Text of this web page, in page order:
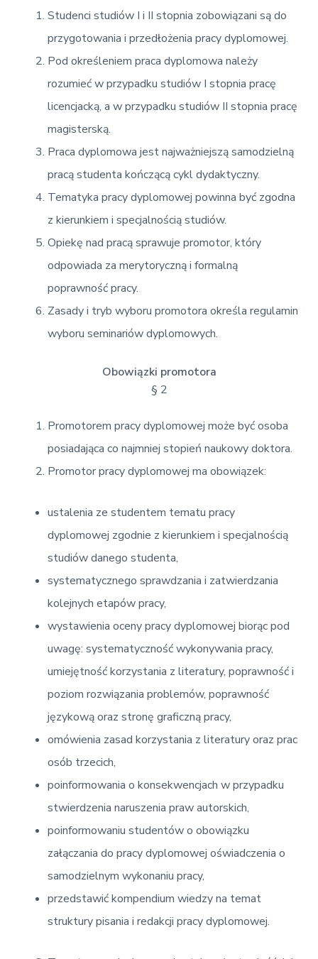
Studenci studiów I i II stopnia zobowiązani są do
przygotowania i przedłożenia pracy dyplomowej.
Pod określeniem praca dyplomowa należy
rozumieć w przypadku studiów I stopnia pracę
licencjacką, a w przypadku studiów II stopnia pracę
magisterską.
Praca dyplomowa jest najważniejszą samodzielną
pracą studenta kończącą cykl dydaktyczny.
Tematyka pracy dyplomowej powinna być zgodna
z kierunkiem i specjalnością studiów.
Opiekę nad pracą sprawuje promotor, który
odpowiada za merytoryczną i formalną
poprawność pracy.
Zasady i tryb wyboru promotora określa regulamin
wyboru seminariów dyplomowych.
Obowiązki promotora
§ 2
Promotorem pracy dyplomowej może być osoba
posiadająca co najmniej stopień naukowy doktora.
Promotor pracy dyplomowej ma obowiązek:
ustalenia ze studentem tematu pracy
dyplomowej zgodnie z kierunkiem i specjalnością
studiów danego studenta,
systematycznego sprawdzania i zatwierdzania
kolejnych etapów pracy,
wystawienia oceny pracy dyplomowej biorąc pod
uwagę: systematyczność wykonywania pracy,
umiejętność korzystania z literatury, poprawność i
poziom rozwiązania problemów, poprawność
językową oraz stronę graficzną pracy,
omówienia zasad korzystania z literatury oraz prac
osób trzecich,
poinformowania o konsekwencjach w przypadku
stwierdzenia naruszenia praw autorskich,
poinformowaniu studentów o obowiązku
załączania do pracy dyplomowej oświadczenia o
samodzielnym wykonaniu pracy,
przedstawić kompendium wiedzy na temat
struktury pisania i redakcji pracy dyplomowej.